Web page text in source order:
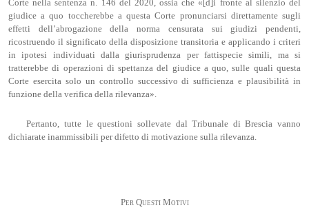
Corte nella sentenza n. 146 del 2020, ossia che «[d]i fronte al silenzio del
giudice a quo toccherebbe a questa Corte pronunciarsi direttamente sugli
effetti dell’abrogazione della norma censurata sui giudizi pendenti,
ricostruendo il significato della disposizione transitoria e applicando i criteri
in ipotesi individuati dalla giurisprudenza per fattispecie simili, ma si
tratterebbe di operazioni di spettanza del giudice a quo, sulle quali questa
Corte esercita solo un controllo successivo di sufficienza e plausibilità in
funzione della verifica della rilevanza».
Pertanto, tutte le questioni sollevate dal Tribunale di Brescia vanno
dichiarate inammissibili per difetto di motivazione sulla rilevanza.
Per Questi Motivi